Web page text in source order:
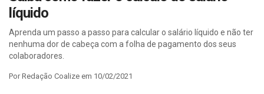
líquido
Aprenda um passo a passo para calcular o salário líquido e não ter
nenhuma dor de cabeça com a folha de pagamento dos seus
colaboradores.
Por Redação Coalize em 10/02/2021